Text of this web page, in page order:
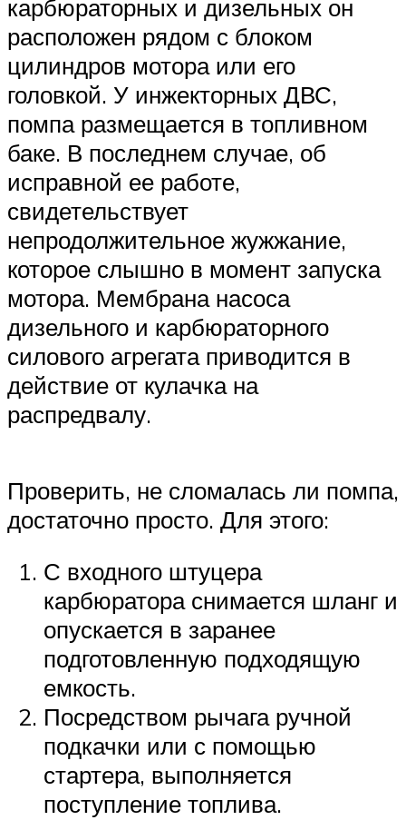
карбюраторных и дизельных он
расположен рядом с блоком
цилиндров мотора или его
головкой. У инжекторных ДВС,
помпа размещается в топливном
баке. В последнем случае, об
исправной ее работе,
свидетельствует
непродолжительное жужжание,
которое слышно в момент запуска
мотора. Мембрана насоса
дизельного и карбюраторного
силового агрегата приводится в
действие от кулачка на
распредвалу.
Проверить, не сломалась ли помпа,
достаточно просто. Для этого:
С входного штуцера
карбюратора снимается шланг и
опускается в заранее
подготовленную подходящую
емкость.
Посредством рычага ручной
подкачки или с помощью
стартера, выполняется
поступление топлива.